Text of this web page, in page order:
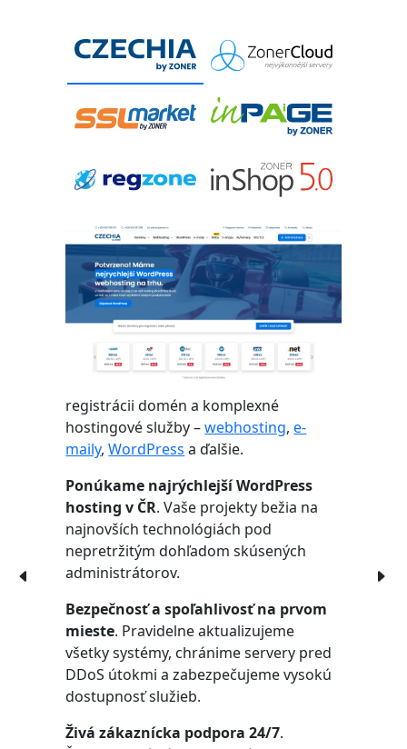
registrácii domén a komplexné
hostingové služby –webhosting,e-
maily,WordPress a ďalšie.
Ponúkame najrýchlejší WordPress
hosting v ČR. Vaše projekty bežia na
najnovších technológiách pod
nepretržitým dohľadom skúsených
administrátorov.
Bezpečnosť a spoľahlivosť na prvom
mieste. Pravidelne aktualizujeme
všetky systémy, chránime servery pred
DDoS útokmi a zabezpečujeme vysokú
dostupnosť služieb.
Živá zákaznícka podpora 24/7.